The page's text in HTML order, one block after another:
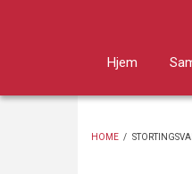
Hjem
HOME /